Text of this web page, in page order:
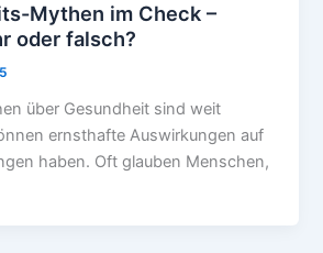
Mythen im Check –
oder falsch?
über Gesundheit sind weit
ernsthafte Auswirkungen auf
haben. Oft glauben Menschen,